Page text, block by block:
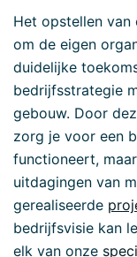
Het opstellen van
om de eigen
duidelijke
bedrijfsstrategie
gebouw. Door
zorg je voor een
functioneert,
uitdagingen van
gerealiseerde
bedrijfsvisie kan
elk van onze